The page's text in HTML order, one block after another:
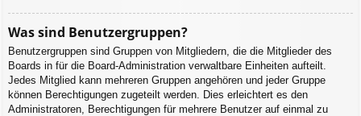
Was sind Benutzergruppen?
Benutzergruppen sind Gruppen von Mitgliedern, die die Mitglieder des
Boards in für die Board-Administration verwaltbare Einheiten aufteilt.
Jedes Mitglied kann mehreren Gruppen angehören und jeder Gruppe
können Berechtigungen zugeteilt werden. Dies erleichtert es den
Administratoren, Berechtigungen für mehrere Benutzer auf einmal zu